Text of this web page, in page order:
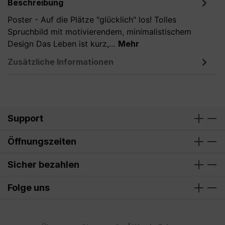
Beschreibung
Poster - Auf die Plätze "glücklich" los! Tolles
Spruchbild mit motivierendem, minimalistischem
Design Das Leben ist kurz,… Mehr
Zusätzliche Informationen
Support
Öffnungszeiten
Sicher bezahlen
Folge uns